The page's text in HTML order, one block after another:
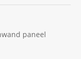
paneel